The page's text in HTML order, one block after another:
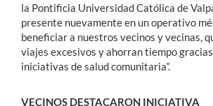
la Pontificia Universidad Católica de
presente nuevamente en un operativo
beneficiar a nuestros vecinos y vecinas,
viajes excesivos y ahorran tiempo
iniciativas de salud comunitaria”.
VECINOS DESTACARON INICIATIVA